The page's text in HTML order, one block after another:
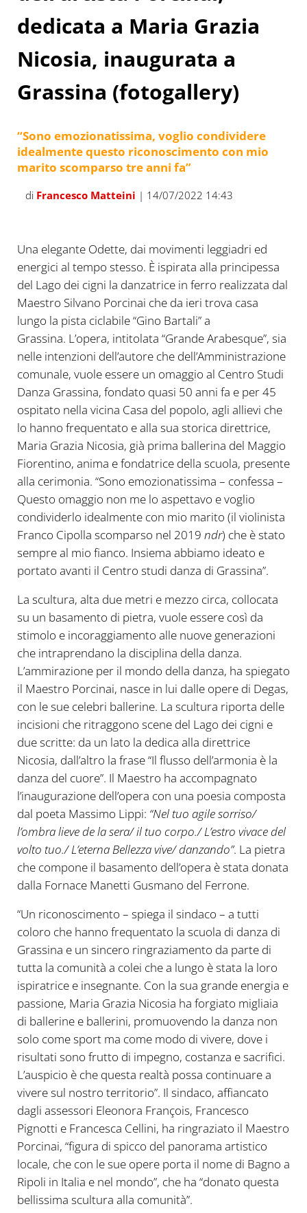
dedicata a Maria Grazia
Nicosia, inaugurata a
Grassina (fotogallery)
“Sono emozionatissima, voglio condividere
idealmente questo riconoscimento con mio
marito scomparso tre anni fa”
di Francesco Matteini | 14/07/2022 14:43
Una elegante Odette, dai movimenti leggiadri ed
energici al tempo stesso. È ispirata alla principessa
del Lago dei cigni la danzatrice in ferro realizzata dal
Maestro Silvano Porcinai che da ieri trova casa
lungo la pista ciclabile “Gino Bartali” a
Grassina. L’opera, intitolata “Grande Arabesque”, sia
nelle intenzioni dell’autore che dell’Amministrazione
comunale, vuole essere un omaggio al Centro Studi
Danza Grassina, fondato quasi 50 anni fa e per 45
ospitato nella vicina Casa del popolo, agli allievi che
lo hanno frequentato e alla sua storica direttrice,
Maria Grazia Nicosia, già prima ballerina del Maggio
Fiorentino, anima e fondatrice della scuola, presente
alla cerimonia. “Sono emozionatissima – confessa –
Questo omaggio non me lo aspettavo e voglio
condividerlo idealmente con mio marito (il violinista
Franco Cipolla scomparso nel 2019 ndr) che è stato
sempre al mio fianco. Insiema abbiamo ideato e
portato avanti il Centro studi danza di Grassina”.
La scultura, alta due metri e mezzo circa, collocata
su un basamento di pietra, vuole essere così da
stimolo e incoraggiamento alle nuove generazioni
che intraprendano la disciplina della danza.
L’ammirazione per il mondo della danza, ha spiegato
il Maestro Porcinai, nasce in lui dalle opere di Degas,
con le sue celebri ballerine. La scultura riporta delle
incisioni che ritraggono scene del Lago dei cigni e
due scritte: da un lato la dedica alla direttrice
Nicosia, dall’altro la frase “Il flusso dell’armonia è la
danza del cuore”. Il Maestro ha accompagnato
l’inaugurazione dell’opera con una poesia composta
dal poeta Massimo Lippi: “Nel tuo agile sorriso/
l’ombra lieve de la sera/ il tuo corpo./ L’estro vivace del
volto tuo./ L’eterna Bellezza vive/ danzando”. La pietra
che compone il basamento dell’opera è stata donata
dalla Fornace Manetti Gusmano del Ferrone.
“Un riconoscimento – spiega il sindaco – a tutti
coloro che hanno frequentato la scuola di danza di
Grassina e un sincero ringraziamento da parte di
tutta la comunità a colei che a lungo è stata la loro
ispiratrice e insegnante. Con la sua grande energia e
passione, Maria Grazia Nicosia ha forgiato migliaia
di ballerine e ballerini, promuovendo la danza non
solo come sport ma come modo di vivere, dove i
risultati sono frutto di impegno, costanza e sacrifici.
L’auspicio è che questa realtà possa continuare a
vivere sul nostro territorio”. Il sindaco, affiancato
dagli assessori Eleonora François, Francesco
Pignotti e Francesca Cellini, ha ringraziato il Maestro
Porcinai, “figura di spicco del panorama artistico
locale, che con le sue opere porta il nome di Bagno a
Ripoli in Italia e nel mondo”, che ha “donato questa
bellissima scultura alla comunità”.